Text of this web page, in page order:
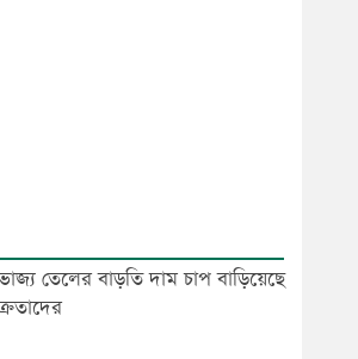
তেলের বাড়তি দাম চাপ বাড়িয়েছে